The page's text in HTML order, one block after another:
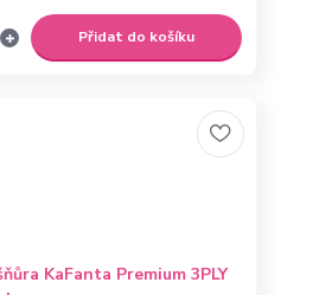
Přidat do košíku